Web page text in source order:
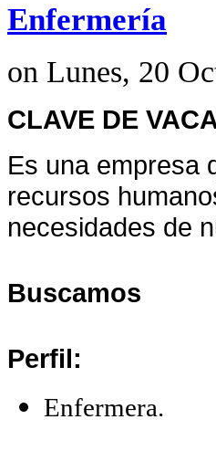
Enfermería
on Lunes, 20
CLAVE DE
Es una empresa
recursos
necesidades de
Buscamos
Perfil:
Enfermera.